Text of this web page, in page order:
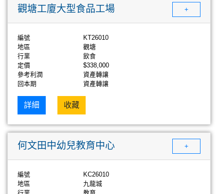
觀塘工廈大型食品工場 +
編號
KT26010
地區
觀塘
行業
飲食
定價
$338,000
參考利潤
資產轉讓
回本期
資產轉讓
詳細 收藏
何文田中幼兒教育中心 +
編號
KC26010
地區
九龍城